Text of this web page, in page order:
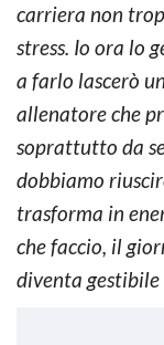
carriera non
stress. Io ora lo
a farlo lascerò
allenatore che
soprattutto da
dobbiamo
trasforma in
che faccio, il
diventa gestibile